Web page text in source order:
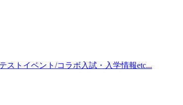
スト イベント/コラボ 入試・入学情報etc...